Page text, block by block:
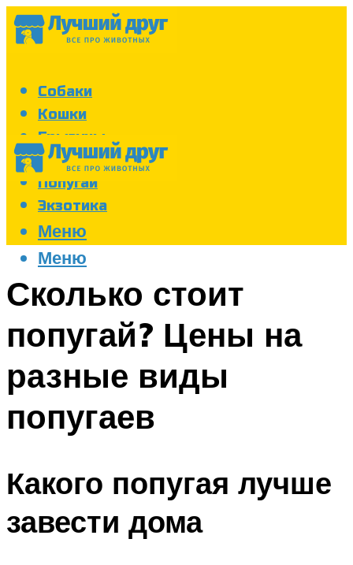
Собаки
Кошки
Грызуны
Аквариум
Попугаи
Экзотика
Меню
Меню
Сколько стоит
попугай? Цены на
разные виды
попугаев
Какого попугая лучше
завести дома